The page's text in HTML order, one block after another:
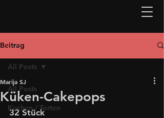
Beitrag
All Posts
Kuchen / Torten
All Posts
Küken-Cakepops
Marija SJ
32 Stück